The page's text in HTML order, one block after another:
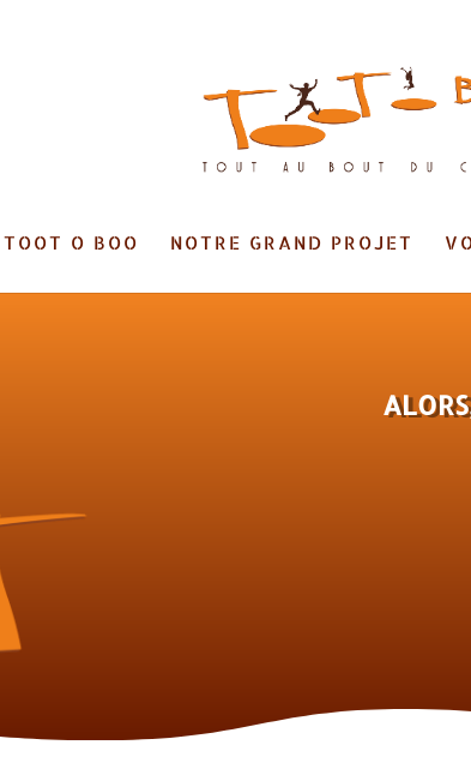
TOOT O BOO NOTRE GRAND PROJET